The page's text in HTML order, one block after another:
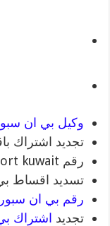
وكيل بي ان
تجديد اشتراك
رقم bein sport kuwait.
تسديد اقساط
رقم بي ان
تجديد اشتراك